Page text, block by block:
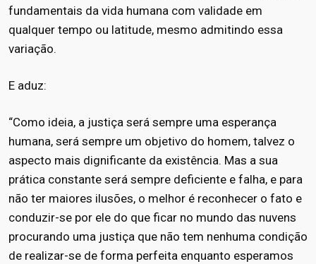
fundamentais da vida humana com validade em
qualquer tempo ou latitude, mesmo admitindo essa
variação.
E aduz:
“Como ideia, a justiça será sempre uma esperança
humana, será sempre um objetivo do homem, talvez o
aspecto mais dignificante da existência. Mas a sua
prática constante será sempre deficiente e falha, e para
não ter maiores ilusões, o melhor é reconhecer o fato e
conduzir-se por ele do que ficar no mundo das nuvens
procurando uma justiça que não tem nenhuma condição
de realizar-se de forma perfeita enquanto esperamos